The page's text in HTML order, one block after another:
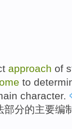
approach of
to
character.
部分的主要编